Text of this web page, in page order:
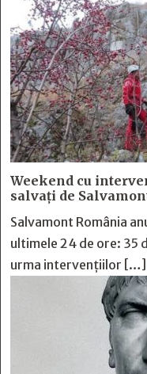
Weekend cu
salvați de
Salvamont România
ultimele 24 de ore: 35
urma intervențiilor […]